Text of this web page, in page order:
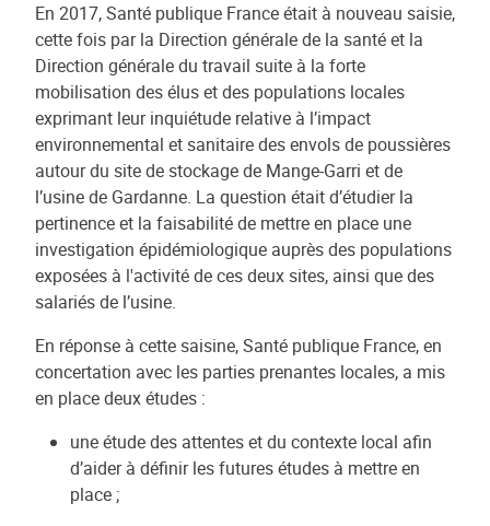
En 2017, Santé publique France était à nouveau saisie,
cette fois par la Direction générale de la santé et la
Direction générale du travail suite à la forte
mobilisation des élus et des populations locales
exprimant leur inquiétude relative à l’impact
environnemental et sanitaire des envols de poussières
autour du site de stockage de Mange-Garri et de
l’usine de Gardanne. La question était d’étudier la
pertinence et la faisabilité de mettre en place une
investigation épidémiologique auprès des populations
exposées à l'activité de ces deux sites, ainsi que des
salariés de l’usine.
En réponse à cette saisine, Santé publique France, en
concertation avec les parties prenantes locales, a mis
en place deux études :
une étude des attentes et du contexte local afin
d’aider à définir les futures études à mettre en
place ;